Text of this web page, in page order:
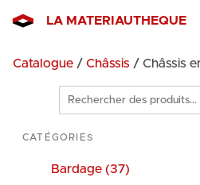
LA MATERIAUTHEQUE
Catalogue / Châssis / Châssis
Rechercher
des
produits
CATÉGORIES
Bardage (37)